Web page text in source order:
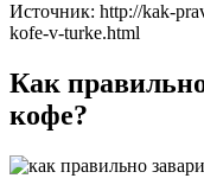
Источник: http://kak-
kofe-v-turke.html
Как
кофе?